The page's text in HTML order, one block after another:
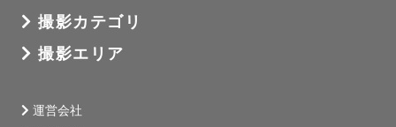
撮影カテゴリ
撮影エリア
運営会社